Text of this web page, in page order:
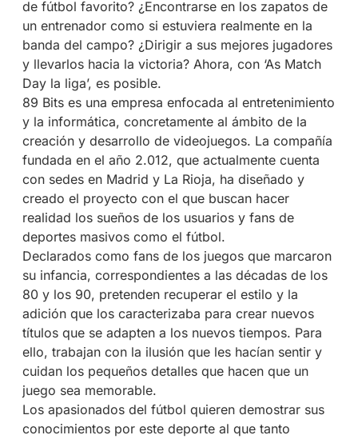
de fútbol favorito? ¿Encontrarse en los zapatos de
un entrenador como si estuviera realmente en la
banda del campo? ¿Dirigir a sus mejores jugadores
y llevarlos hacia la victoria? Ahora, con ‘As Match
Day la liga’, es posible.
89 Bits es una empresa enfocada al entretenimiento
y la informática, concretamente al ámbito de la
creación y desarrollo de videojuegos. La compañía
fundada en el año 2.012, que actualmente cuenta
con sedes en Madrid y La Rioja, ha diseñado y
creado el proyecto con el que buscan hacer
realidad los sueños de los usuarios y fans de
deportes masivos como el fútbol.
Declarados como fans de los juegos que marcaron
su infancia, correspondientes a las décadas de los
80 y los 90, pretenden recuperar el estilo y la
adición que los caracterizaba para crear nuevos
títulos que se adapten a los nuevos tiempos. Para
ello, trabajan con la ilusión que les hacían sentir y
cuidan los pequeños detalles que hacen que un
juego sea memorable.
Los apasionados del fútbol quieren demostrar sus
conocimientos por este deporte al que tanto